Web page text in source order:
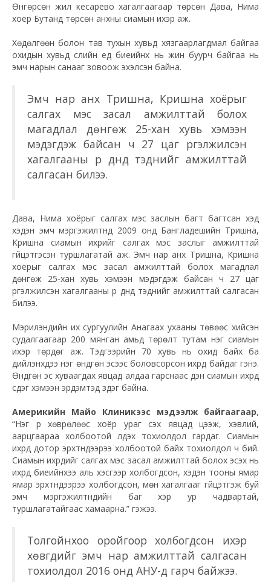
Өнгөрсөн жил кесарево хагалгаагаар төрсөн Дава, Нима
хоёр Бутанд төрсөн анхны сиамын ихэр аж.
Хөдөлгөөн болон тав тухын хувьд хязгаарлагдмал байгаа
охидын хувьд сүүлийн үед биеийнх нь жин буурч байгаа нь
эмч нарын санааг зовоож эхэлсэн байна.
Эмч нар анх Тришна, Кришна хоёрыг
салгах мэс засал амжилттай болох
магадлал дөнгөж 25-хан хувь хэмээн
мэдэгдэж байсан ч 27 цаг үргэлжилсэн
хагалгааны үр дүнд тэднийг амжилттай
салгасан билээ.
Дава, Нима хоёрыг салгах мэс заслын багт багтсан хэд
хэдэн эмч мэргэжилтнүүд 2009 онд Бангладешийн Тришна,
Кришна сиамын ихрийг салгах мэс заслыг амжилттай
гүйцэтгэсэн туршлагатай аж. Эмч нар анх Тришна, Кришна
хоёрыг салгах мэс засал амжилттай болох магадлал
дөнгөж 25-хан хувь хэмээн мэдэгдэж байсан ч 27 цаг
үргэлжилсэн хагалгааны үр дүнд тэднийг амжилттай салгасан
билээ.
Мэрилэндийн их сургуулийн Анагаах ухааны төвөөс хийсэн
судалгаагаар 200 мянган амьд төрөлт тутам нэг сиамын
ихэр төрдөг аж. Тэдгээрийн 70 хувь нь охид байх ба
дийлэнхдээ нэг өндгөн эсээс боловсорсон ихрүүд байдаг гэнэ.
Өндгөн эс хуваагдах явцад алдаа гарснаас үүдэн сиамын ихрүүд
үүсдэг хэмээн эрдэмтэд үздэг байна.
Америкийн Майо Клиникээс мэдээлж байгаагаар,
“Нэг үр хөврөлөөс хоёр ураг үүсэх явцад цээж, хэвлий,
аарцгаараа холбоотой үлдэх тохиолдол гардаг. Сиамын
ихрүүд дотор эрхтнүүдээрээ холбоотой байх тохиолдол ч бий.
Сиамын ихрүүдийг салгах мэс засал амжилттай болох эсэх нь
ихрүүд биеийнхээ аль хэсгээр холбогдсон, хэдэн тооны ямар
ямар эрхтнүүдээрээ холбогдсон, мөн хагалгааг гүйцэтгэж буй
эмч мэргэжилтнүүдийн баг хэр ур чадвартай,
туршлагатайгаас хамаарна.” гэжээ.
Толгойнхоо оройгоор холбогдсон ихэр
хөвгүүдийг эмч нар амжилттай салгасан
тохиолдол 2016 онд АНУ-д гарч байжээ.